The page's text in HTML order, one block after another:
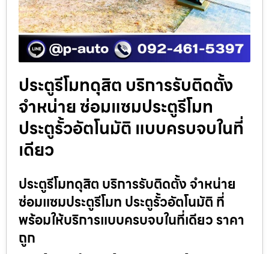
ประตูรีโมทดุสิต บริการรับติดตั้ง
จำหน่าย ซ่อมแซมประตูรีโมท
ประตูรั้วอัตโนมัติ แบบครบจบในที่
เดียว
ประตูรีโมทดุสิต บริการรับติดตั้ง จำหน่าย
ซ่อมแซมประตูรีโมท ประตูรั้วอัตโนมัติ ที่
พร้อมให้บริการแบบครบจบในที่เดียว ราคา
ถูก